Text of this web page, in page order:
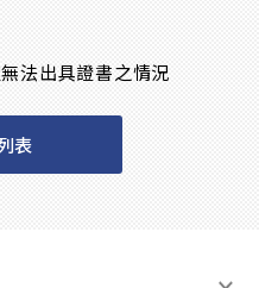
無法出具證書之情況
表